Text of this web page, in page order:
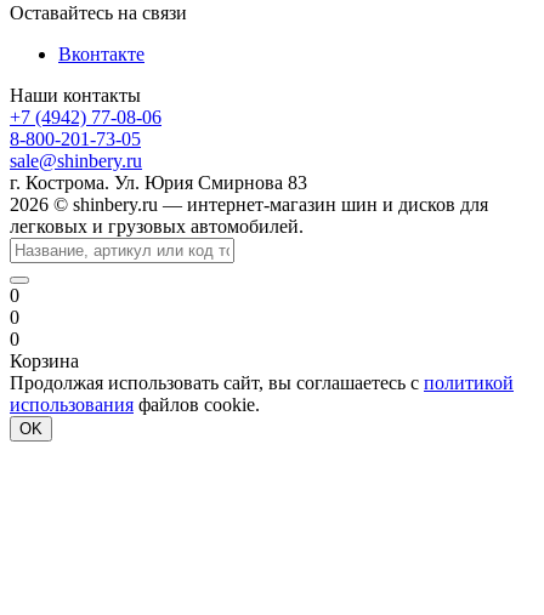
Оставайтесь на связи
Вконтакте
Наши контакты
+7 (4942) 77-08-06
8-800-201-73-05
sale@shinbery.ru
г. Кострома. Ул. Юрия Смирнова 83
2026 © shinbery.ru — интернет-магазин шин и дисков для
легковых и грузовых автомобилей.
0
0
0
Корзина
Продолжая использовать сайт, вы соглашаетесь с политикой
использования файлов cookie.
OK